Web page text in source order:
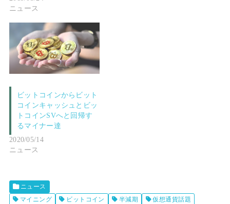
ニュース
ビットコインからビット
コインキャッシュとビッ
トコインSVへと回帰す
るマイナー達
2020/05/14
ニュース
ニュース
マイニング
ビットコイン 半減期
仮想通貨話題